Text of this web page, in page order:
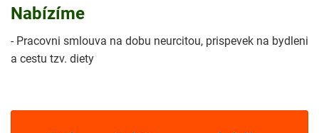
Nabízíme
- Pracovni smlouva na dobu neurcitou, prispevek na bydleni
a cestu tzv. diety